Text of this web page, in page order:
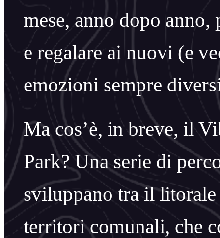
mese, anno dopo
e regalare ai nuovi (e
emozioni sempre
Ma cos’è, in breve, il
Park? Una serie di
sviluppano tra il litorale
territori comunali, che